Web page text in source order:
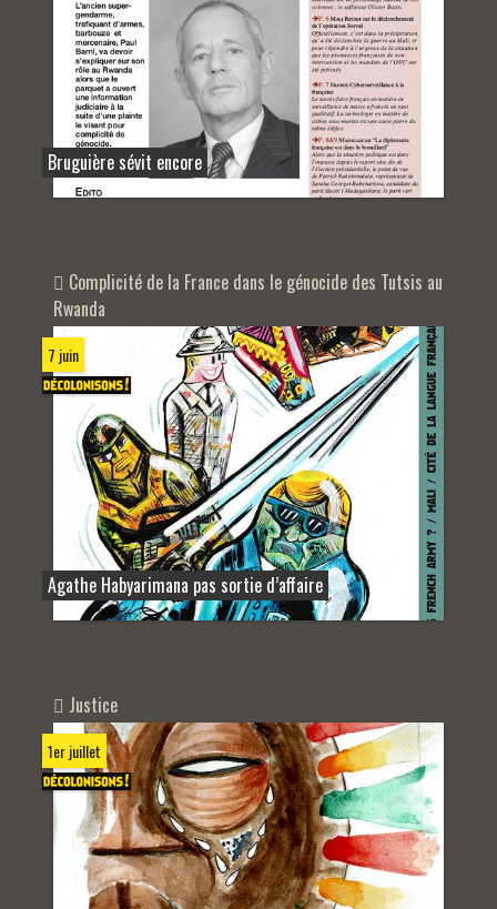
Bruguière sévit encore
Complicité de la France dans le génocide des Tutsis au
Rwanda
7 juin
Agathe Habyarimana pas sortie d’affaire
Justice
1er juillet